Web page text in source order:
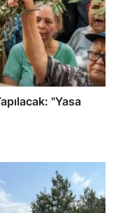
"Yasa